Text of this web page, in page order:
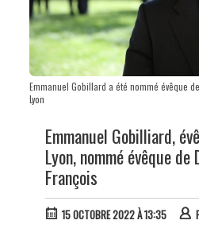
Emmanuel Gobillard a été nommé évêque
Lyon
Emmanuel Gobilliard,
Lyon, nommé évêque
François
15 OCTOBRE 2022 À 13:35